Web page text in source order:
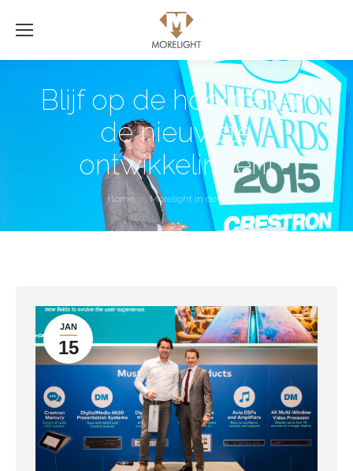
Blijf op de hoogte van
de nieuwste
ontwikkelingen!
Home Morelight in de media
JAN
15